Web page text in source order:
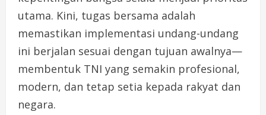
utama. Kini, tugas bersama adalah
memastikan implementasi undang-undang
ini berjalan sesuai dengan tujuan awalnya—
membentuk TNI yang semakin profesional,
modern, dan tetap setia kepada rakyat dan
negara.